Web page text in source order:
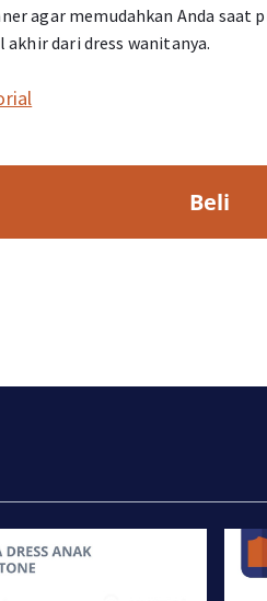
agar memudahkan Anda saat
akhir dari dress wanitanya.
Beli